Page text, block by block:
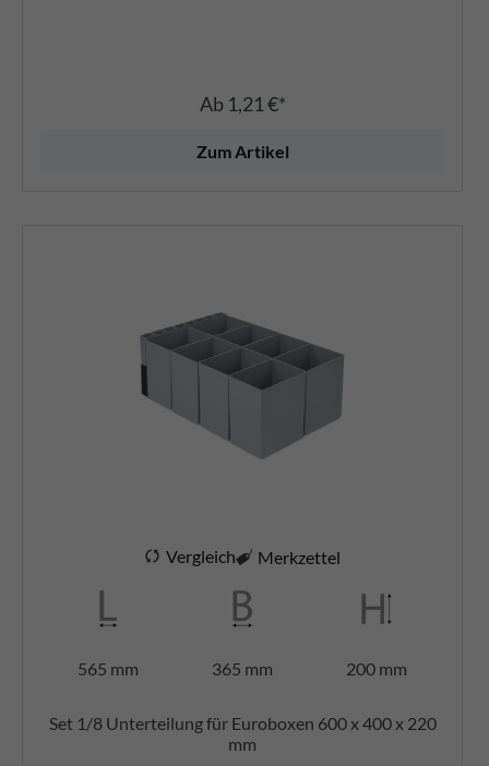
Ab 1,21 €*
Zum Artikel
Vergleich Merkzettel
565 mm 365 mm 200 mm
Set 1/8 Unterteilung für Euroboxen 600 x 400 x 220
mm